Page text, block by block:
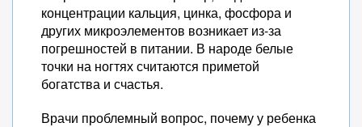
концентрации кальция, цинка, фосфора и
других микроэлементов возникает из-за
погрешностей в питании. В народе белые
точки на ногтях считаются приметой
богатства и счастья.
Врачи проблемный вопрос, почему у ребенка